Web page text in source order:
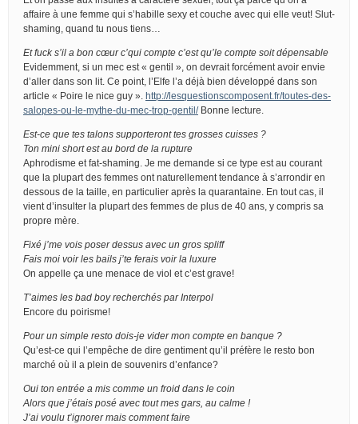
affaire à une femme qui s’habille sexy et couche avec qui elle veut! Slut-
shaming, quand tu nous tiens…
Et fuck s’il a bon cœur c’qui compte c’est qu’le compte soit dépensable
Evidemment, si un mec est « gentil », on devrait forcément avoir envie
d’aller dans son lit. Ce point, l’Elfe l’a déjà bien développé dans son
article « Poire le nice guy ». http://lesquestionscomposent.fr/toutes-des-
salopes-ou-le-mythe-du-mec-trop-gentil/Bonne lecture.
Est-ce que tes talons supporteront tes grosses cuisses ?
Ton mini short est au bord de la rupture
Aphrodisme et fat-shaming. Je me demande si ce type est au courant
que la plupart des femmes ont naturellement tendance à s’arrondir en
dessous de la taille, en particulier après la quarantaine. En tout cas, il
vient d’insulter la plupart des femmes de plus de 40 ans, y compris sa
propre mère.
Fixé j’me vois poser dessus avec un gros spliff
Fais moi voir les bails j’te ferais voir la luxure
On appelle ça une menace de viol et c’est grave!
T’aimes les bad boy recherchés par Interpol
Encore du poirisme!
Pour un simple resto dois-je vider mon compte en banque ?
Qu’est-ce qui l’empêche de dire gentiment qu’il préfère le resto bon
marché où il a plein de souvenirs d’enfance?
Oui ton entrée a mis comme un froid dans le coin
Alors que j’étais posé avec tout mes gars, au calme !
J’ai voulu t’ignorer mais comment faire